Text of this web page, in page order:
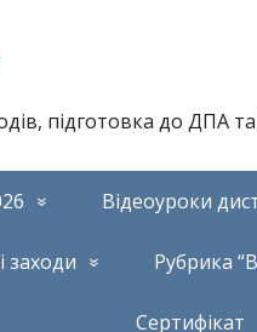
підготовка до ДПА
Відеоуроки
заходи Рубрика
Сертифікат